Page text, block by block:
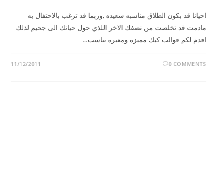
احيانا قد بكون الطلاق مناسبه سعيده ,وربما قد ترغب بالاحتفال به
مادمت قد تخلصت من نصفك الاخر اللذي حول حياتك الى جحيم لذلك
اقدم لكم قوالب كيك مميزه ومعبره تناسب…
0 COMMENTS
11/12/2011